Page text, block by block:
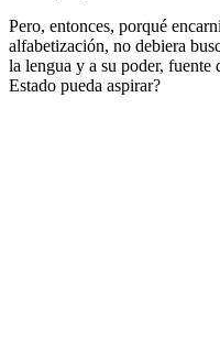
Pero, entonces, porqué
alfabetización, no debiera
la lengua y a su poder, fuente
Estado pueda aspirar?